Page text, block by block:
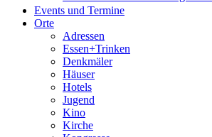
Stadtplan
Sport
Who is who
Wohnen
Events und Termine
Orte
Adressen
Essen+Trinken
Denkmäler
Häuser
Hotels
Jugend
Kino
Kirche